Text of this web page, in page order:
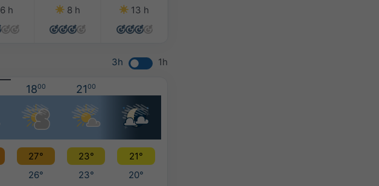
6 h
8 h
13 h
3h 1h
1800 2100
27° 23°
21°
26° 23° 20°